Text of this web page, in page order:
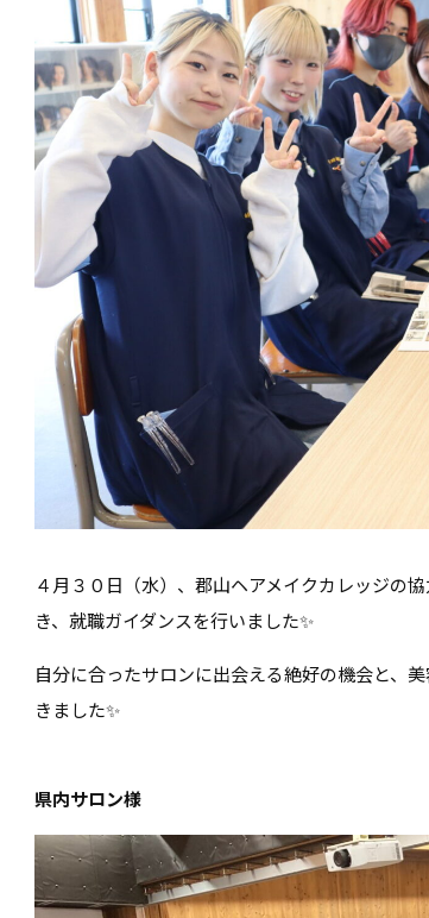
４月３０日（水）、郡山ヘアメイクカレッジの
き、就職ガイダンスを行いました✨
自分に合ったサロンに出会える絶好の機会と、
きました✨
県内サロン様